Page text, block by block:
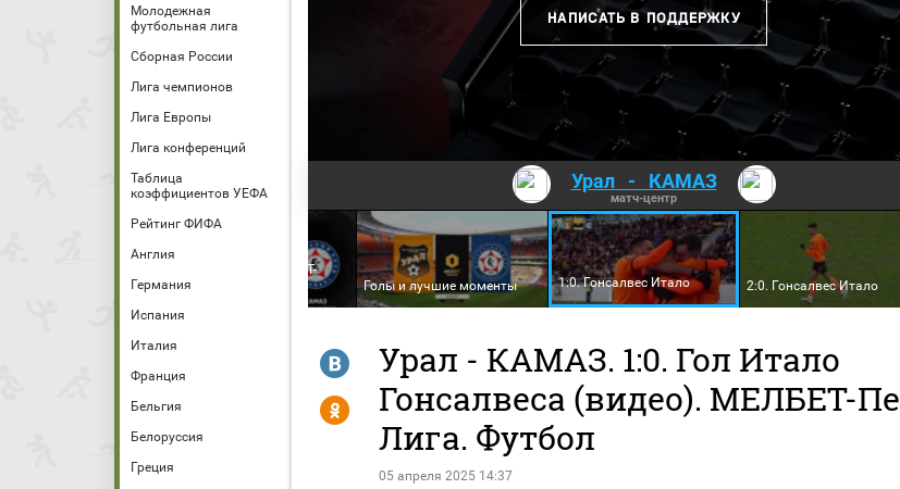
Молодежная
футбольная лига
Сборная России
Лига чемпионов
Лига Европы
Лига конференций
Таблица
коэффициентов УЕФА
Рейтинг ФИФА
Англия
Германия
Испания
Италия
Франция
Бельгия
Белоруссия
Греция
Урал - КАМАЗ
матч-центр
Урал - КАМАЗ. МЕЛБЕТ-
Первая Лига. Тур 27
Голы и лучшие моменты 1:0. Гонсалвес Итало 2:0. Гонсалвес Итало
Урал - КАМАЗ. 1:0. Гол Итало
Гонсалвеса (видео). МЕЛБЕТ-
Лига. Футбол
05 апреля 2025 14:37
R
Y